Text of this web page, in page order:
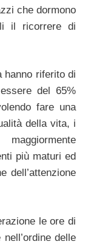
che dormono
il ricorrere di
hanno riferito di
del 65%
fare una
della vita, i
più maturi ed
dell’attenzione
le ore di
delle